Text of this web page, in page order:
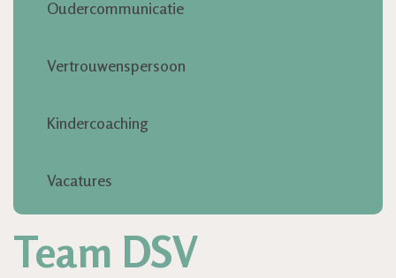
Oudercommunicatie
Vertrouwenspersoon
Kindercoaching
Vacatures
Team DSV